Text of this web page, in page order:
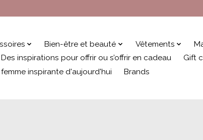
Bien-être et beauté Vêtements
Des inspirations pour offrir ou s’offrir en cadeau
Gift
inspirante d'aujourd'hui
Brands